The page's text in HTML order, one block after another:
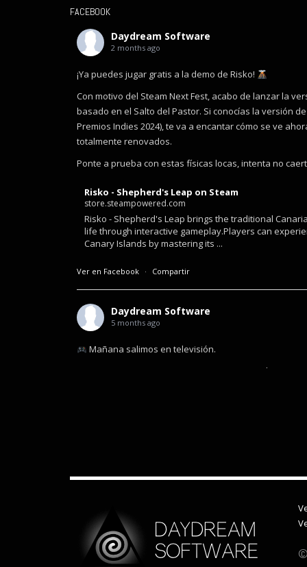
FACEBOOK
Daydream Software
2 months ago
¡Ya puedes jugar gratis a la demo de Risko!
Con motivo del Steam Next Fest, acabo de lanzar la
basado en el Salto del Pastor. Si conocías la versión
Premios Indies 2024), te va a encantar cómo se ve
totalmente renovados.
Ponte a prueba con estas físicas locas, intenta no
Risko - Shepherd's Leap on Steam
store.steampowered.com
Risko - Shepherd's Leap brings the traditional
life through interactive gameplay.Players can
Canary Islands by mastering its ...
Ver en Facebook · Compartir
Daydream Software
5 months ago
Mañana salimos en televisión.
Hace unas semanas me entrevistaron para el
Video
Daydream Software
12 months ago